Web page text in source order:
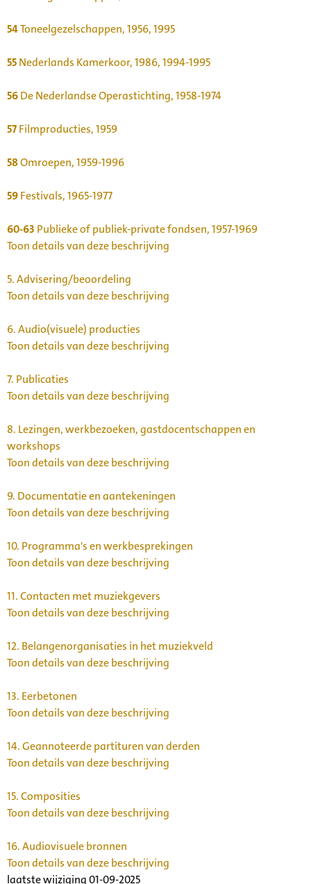
54Toneelgezelschappen, 1956, 1995
55Nederlands Kamerkoor, 1986, 1994-1995
56De Nederlandse Operastichting, 1958-1974
57Filmproducties, 1959
58Omroepen, 1959-1996
59Festivals, 1965-1977
60-63 Publieke of publiek-private fondsen, 1957-1969
Toon details van deze beschrijving
5.Advisering/beoordeling
Toon details van deze beschrijving
6.Audio(visuele) producties
Toon details van deze beschrijving
7. Publicaties
Toon details van deze beschrijving
8. Lezingen, werkbezoeken, gastdocentschappen en
workshops
Toon details van deze beschrijving
9. Documentatie en aantekeningen
Toon details van deze beschrijving
10. Programma's en werkbesprekingen
Toon details van deze beschrijving
11.Contacten met muziekgevers
Toon details van deze beschrijving
12. Belangenorganisaties in het muziekveld
Toon details van deze beschrijving
13. Eerbetonen
Toon details van deze beschrijving
14.Geannoteerde partituren van derden
Toon details van deze beschrijving
15.Composities
Toon details van deze beschrijving
16.Audiovisuele bronnen
Toon details van deze beschrijving
laatste wijziging 01-09-2025